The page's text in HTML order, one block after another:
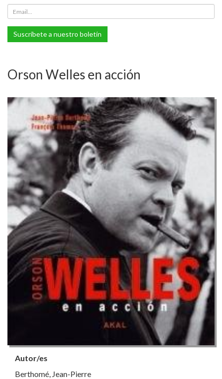
Suscríbete a nuestro boletín
Orson Welles en acción
Autor/es
Berthomé, Jean-Pierre